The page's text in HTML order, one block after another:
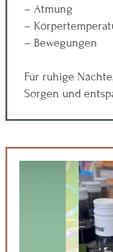
– Atmung
–
– Bewegungen
Für ruhige
Sorgen und